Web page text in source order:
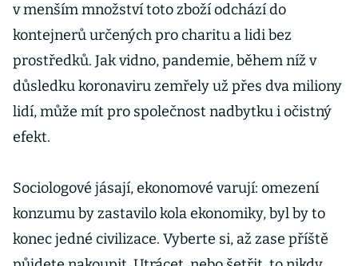
v menším množství toto zboží odchází do
kontejnerů určených pro charitu a lidi bez
prostředků. Jak vidno, pandemie, během níž v
důsledku koronaviru zemřely už přes dva miliony
lidí, může mít pro společnost nadbytku i očistný
efekt.
Sociologové jásají, ekonomové varují: omezení
konzumu by zastavilo kola ekonomiky, byl by to
konec jedné civilizace. Vyberte si, až zase příště